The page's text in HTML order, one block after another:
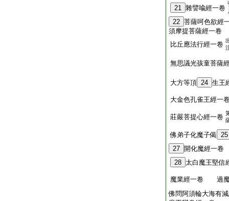
21 雜譬喩經一卷
22 菩薩呵色欲經
須摩提菩薩經一
比丘應法行經一卷
無思議光孩童菩薩
大方等頂 24 生王
大金色孔雀王經一
莊嚴菩提心經一卷
佛弟子化魔子偈 25
27 開化魔經一卷
28 太白魔王堅信
魔業經一卷 過魔
佛問阿須輪大海有